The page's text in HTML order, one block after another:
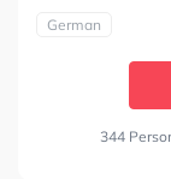
German
344